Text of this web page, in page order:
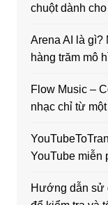
chuột dành
Arena AI là gì?
hàng trăm mô
Flow Music –
nhạc chỉ từ
YouTube miễn
Hướng dẫn sử